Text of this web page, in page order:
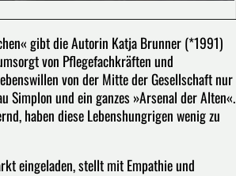
gibt die Autorin Katja Brunner (*1991)
von Pflegefachkräften und
von der Mitte der Gesellschaft nur
Simplon und ein ganzes »Arsenal der Alten«.
haben diese Lebenshungrigen wenig zu
eingeladen, stellt mit Empathie und